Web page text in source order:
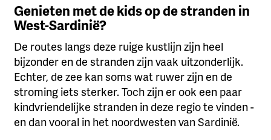
Genieten met de kids op de stranden in
West-Sardinië?
De routes langs deze ruige kustlijn zijn heel
bijzonder en de stranden zijn vaak uitzonderlijk.
Echter, de zee kan soms wat ruwer zijn en de
stroming iets sterker. Toch zijn er ook een paar
kindvriendelijke stranden in deze regio te vinden -
en dan vooral in het noordwesten van Sardinië.